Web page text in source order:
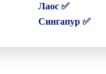
Лаос ✅
Сингапур ✅